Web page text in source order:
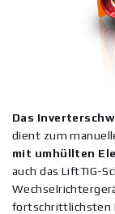
Das
dient zum
mit umhüllten
auch das LiftTIG-
fortschrittlichsten